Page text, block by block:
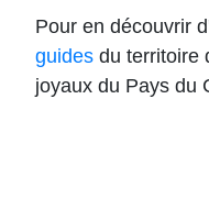
Pour en découvrir
guides du territoire
joyaux du Pays du